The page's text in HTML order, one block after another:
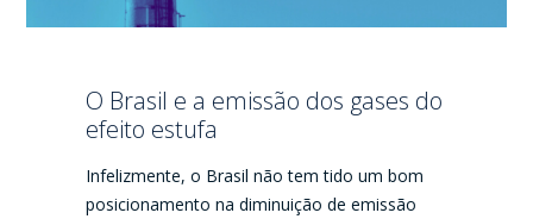
O Brasil e a emissão dos gases do
efeito estufa
Infelizmente, o Brasil não tem tido um bom
posicionamento na diminuição de emissão